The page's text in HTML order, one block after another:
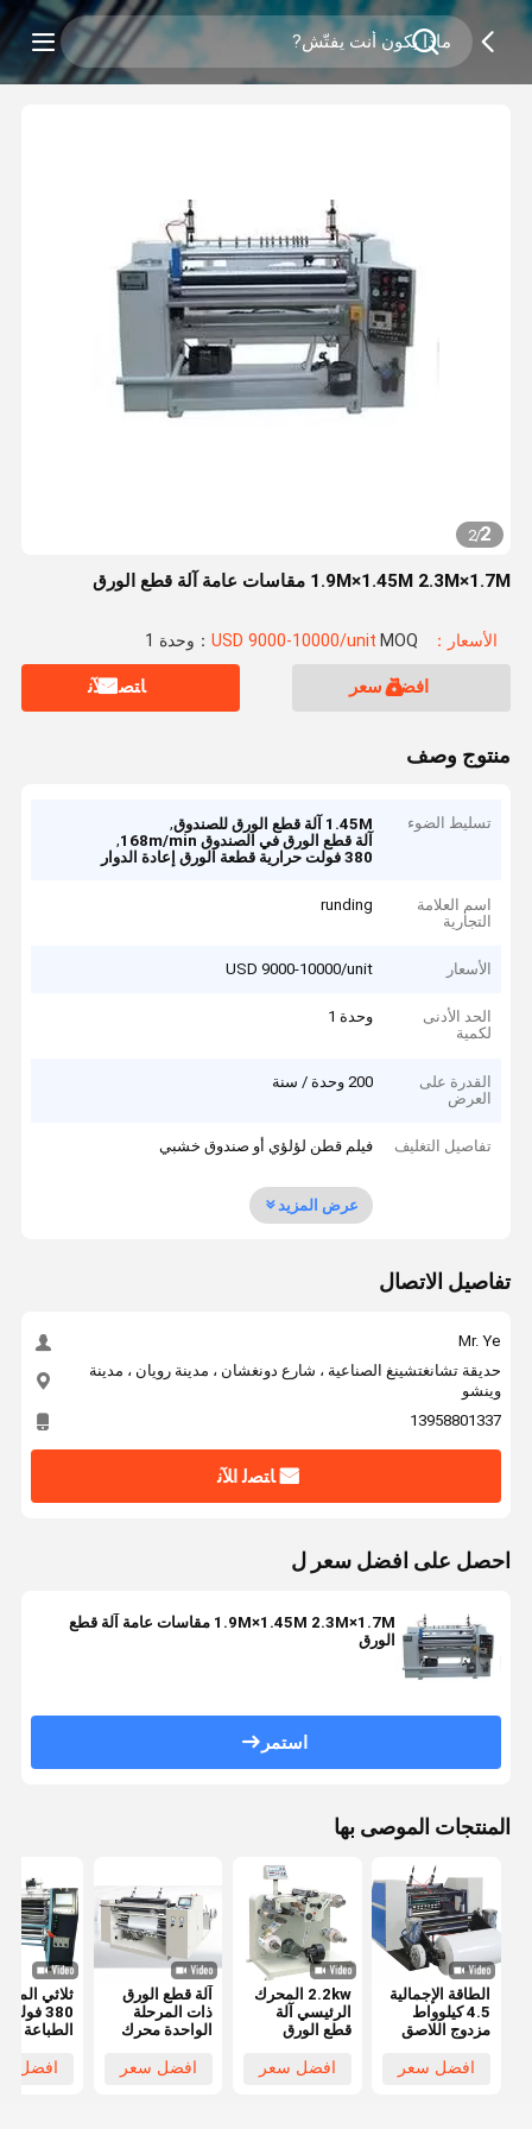
2
/
2
1.9M×1.45M 2.3M×1.7M مقاسات عامة آلة قطع الورق
الأسعار：USD 9000-10000/unit MOQ：وحدة 1
افضل سعر ﺎﺘﺼﻟ ﺍﻶﻧ
منتوج وصف
تسليط الضوء 1.45M آلة قطع الورق للصندوق
,
آلة قطع الورق في الصندوق 168m/min
,
380 فولت حرارية قطعة الورق إعادة الدوار
اسم العلامة
التجارية
runding
الأسعار USD 9000-10000/unit
الحد الأدنى
لكمية
وحدة 1
القدرة على
العرض
200 وحدة / سنة
تفاصيل التغليف فيلم قطن لؤلؤي أو صندوق خشبي
عرض المزيد
تفاصيل الاتصال
Mr. Ye
حديقة تشانغتشينغ الصناعية ، شارع دونغشان ، مدينة رويان ، مدينة
وينشو
13958801337
ﺎﺘﺼﻟ ﺍﻶﻧ
احصل على افضل سعر ل
1.9M×1.45M 2.3M×1.7M مقاسات عامة آلة قطع
الورق
استمر
المنتجات الموصى بها
الطاقة الإجمالية
4.5 كيلوواط
مزدوج اللاصق
النقد قطعة
الورق 700mm
افضل سعر
2.2kw المحرك
الرئيسي آلة
قطع الورق
700mm
افضل سعر
آلة قطع الورق
ذات المرحلة
الواحدة محرك
0.55kw محرك
افضل سعر
ثلاثي
380 فولت
الطباعة
المحرك
افضل